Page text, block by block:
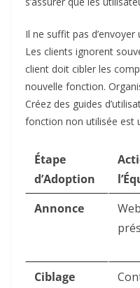
Il ne suffit pas
Les clients ignorent
client doit cibler les
nouvelle fonction.
Créez des guides
fonction non utilisée est
Étape
d’Adoption
Annonce
Ciblage